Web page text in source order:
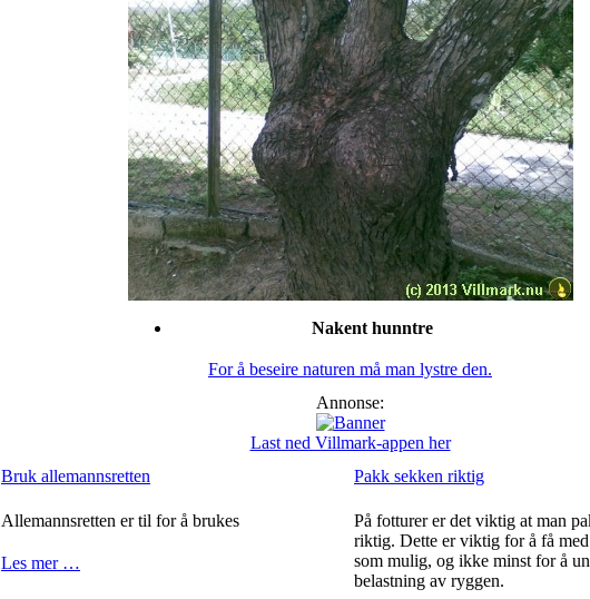
Nakent hunntre
For å beseire naturen må man lystre den.
Annonse:
Last ned Villmark-appen her
Bruk allemannsretten
Allemannsretten er til for å brukes
Les mer …
Pakk sekken riktig
På fotturer er det viktig at man
riktig. Dette er viktig for å få med
som mulig, og ikke minst for å
belastning av ryggen.